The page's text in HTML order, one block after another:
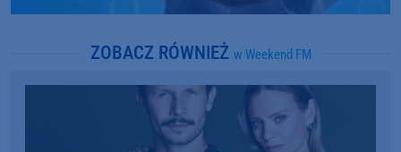
ZOBACZ RÓWNIEŻ w Weekend FM